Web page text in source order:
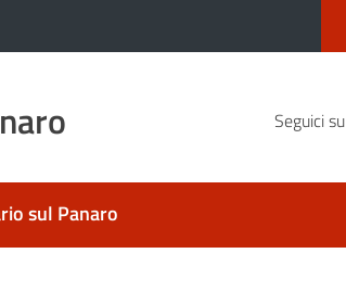
Seguici su
sul Panaro